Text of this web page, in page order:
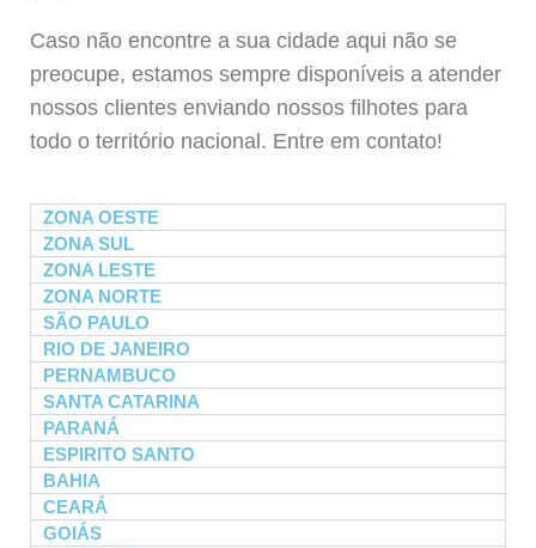
Caso não encontre a sua cidade aqui não se
preocupe, estamos sempre disponíveis a atender
nossos clientes enviando nossos filhotes para
todo o território nacional. Entre em contato!
ZONA OESTE
ZONA SUL
ZONA LESTE
ZONA NORTE
SÃO PAULO
RIO DE JANEIRO
PERNAMBUCO
SANTA CATARINA
PARANÁ
ESPIRITO SANTO
BAHIA
CEARÁ
GOIÁS